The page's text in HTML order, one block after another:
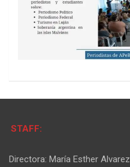
STAFF:
Directora: María Esther Alvarez